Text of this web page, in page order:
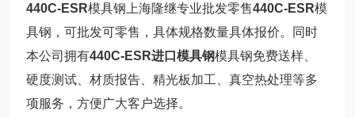
440C-ESR模具钢上海隆继专业批发零售440C-ESR模
具钢，可批发可零售，具体规格数量具体报价。同时
本公司拥有440C-ESR进口模具钢模具钢免费送样、
硬度测试、材质报告、精光板加工、真空热处理等多
项服务，方便广大客户选择。